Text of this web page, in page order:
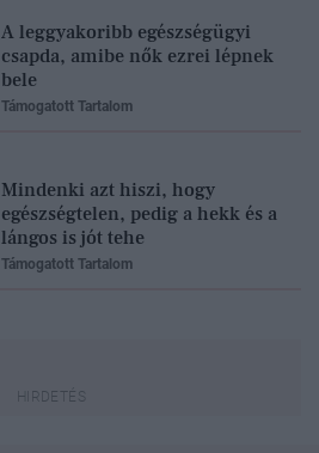
A leggyakoribb egészségügyi
csapda, amibe nők ezrei lépnek
bele
Támogatott Tartalom
Mindenki azt hiszi, hogy
egészségtelen, pedig a hekk és a
lángos is jót tehe
Támogatott Tartalom